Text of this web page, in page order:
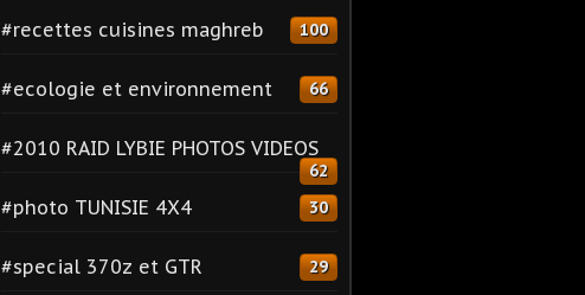
#recettes cuisines maghreb 100
#ecologie et environnement 66
#2010 RAID LYBIE PHOTOS VIDEOS
62
#photo TUNISIE 4X4 30
#special 370z et GTR 29